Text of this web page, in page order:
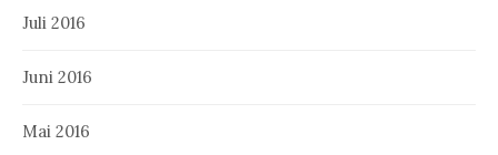
Juli 2016
Juni 2016
Mai 2016